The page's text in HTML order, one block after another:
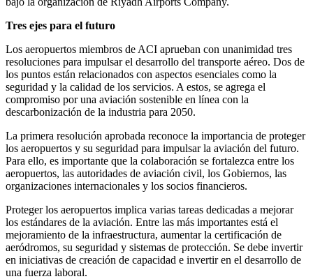
Tres ejes para el futuro
Los aeropuertos miembros de ACI aprueban con unanimidad tres
resoluciones para impulsar el desarrollo del transporte aéreo. Dos de
los puntos están relacionados con aspectos esenciales como la
seguridad y la calidad de los servicios. A estos, se agrega el
compromiso por una aviación sostenible en línea con la
descarbonización de la industria para 2050.
La primera resolución aprobada reconoce la importancia de proteger
los aeropuertos y su seguridad para impulsar la aviación del futuro.
Para ello, es importante que la colaboración se fortalezca entre los
aeropuertos, las autoridades de aviación civil, los Gobiernos, las
organizaciones internacionales y los socios financieros.
Proteger los aeropuertos implica varias tareas dedicadas a mejorar
los estándares de la aviación. Entre las más importantes está el
mejoramiento de la infraestructura, aumentar la certificación de
aeródromos, su seguridad y sistemas de protección. Se debe invertir
en iniciativas de creación de capacidad e invertir en el desarrollo de
una fuerza laboral.